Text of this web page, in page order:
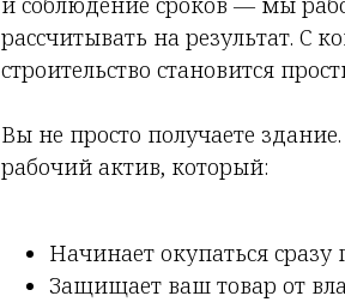
рассчитывать на результат. С
строительство становится
Вы не просто получаете
рабочий актив, который:
Начинает окупаться сразу
Защищает ваш товар от